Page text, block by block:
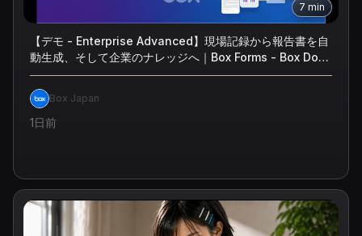
7 min
【デモ - Enterprise Advanced】現場記録から報告書を自
動生成、そして企業のナレッジへ｜Box Forms - Box Doc
Gen - Box AI Home
Box Japan
1日前